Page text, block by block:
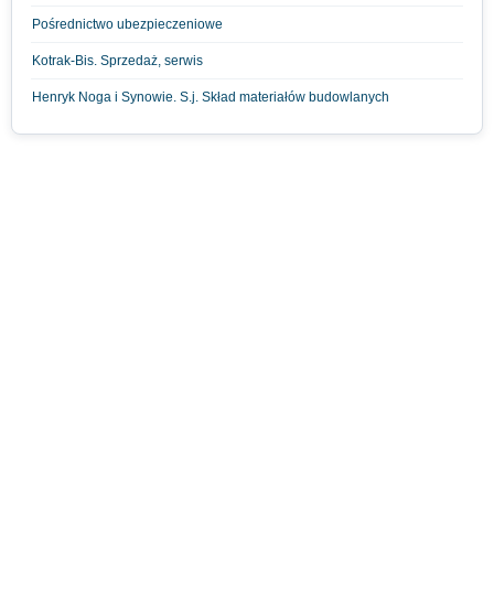
Pośrednictwo ubezpieczeniowe
Kotrak-Bis. Sprzedaż, serwis
Henryk Noga i Synowie. S.j. Skład materiałów budowlanych